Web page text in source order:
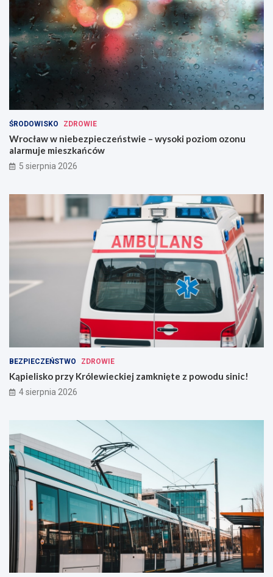
ŚRODOWISKO ZDROWIE
Wrocław w niebezpieczeństwie – wysoki poziom ozonu
alarmuje mieszkańców
5 sierpnia 2026
BEZPIECZEŃSTWO ZDROWIE
Kąpielisko przy Królewieckiej zamknięte z powodu sinic!
4 sierpnia 2026